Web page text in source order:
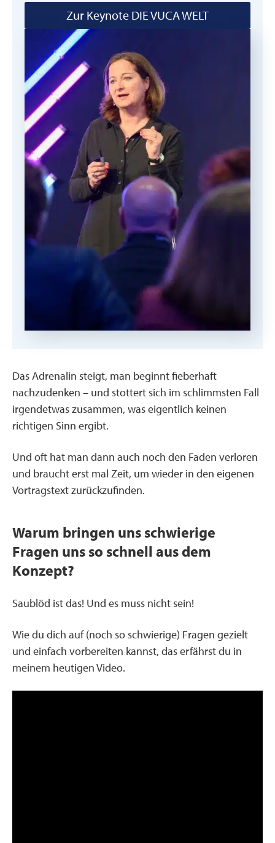
Zur Keynote DIE VUCA WELT
Das Adrenalin steigt, man beginnt fieberhaft
nachzudenken – und stottert sich im schlimmsten Fall
irgendetwas zusammen, was eigentlich keinen
richtigen Sinn ergibt.
Und oft hat man dann auch noch den Faden verloren
und braucht erst mal Zeit, um wieder in den eigenen
Vortragstext zurückzufinden.
Warum bringen uns schwierige
Fragen uns so schnell aus dem
Konzept?
Saublöd ist das! Und es muss nicht sein!
Wie du dich auf (noch so schwierige) Fragen gezielt
und einfach vorbereiten kannst, das erfährst du in
meinem heutigen Video.